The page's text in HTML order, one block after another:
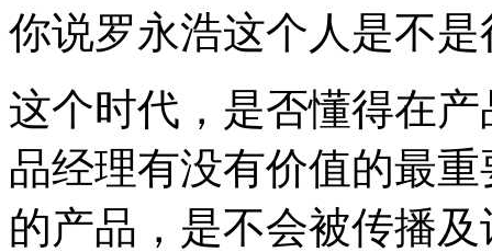
你说罗永浩这个人是不
这个时代，是否懂得在
品经理有没有价值的最
的产品，是不会被传播